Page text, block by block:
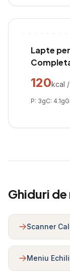
Lapte
120kcal
P: 3gC: 4.1gG:
Ghiduri
Scanner
Meniu